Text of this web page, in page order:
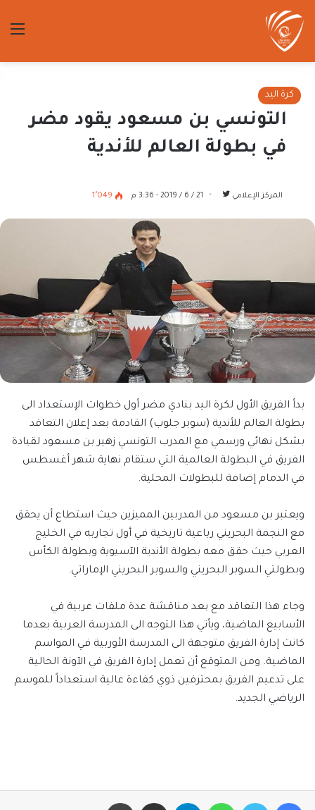
كرة اليد
التونسي بن مسعود يقود مضر
في بطولة العالم للأندية
المركز الإعلامي
تابع
21 / 6 / 2019 - 3:36 م 1٬049
‏بدأ الفريق الأول لكرة اليد بنادي مضر أول خطوات الإستعداد الى
بطولة العالم للأندية (سوبر جلوب) القادمة بعد إعلان التعاقد
بشكل نهائي ورسمي مع المدرب التونسي زهير بن مسعود لقيادة
الفريق في البطولة العالمية التي ستقام نهاية شهر أغسطس
في الدمام إضافة للبطولات المحلية.
ويعتبر بن مسعود من المدربين المميزين حيث استطاع أن يحقق
مع النجمة البحريني رباعية تاريخية في أول تجاربه في الخليج
العربي حيث حقق معه بطولة الأندية الآسيوية وبطولة الكأس
وبطولتي السوبر البحريني والسوبر البحريني الإماراتي.
وجاء هذا التعاقد مع بعد مناقشة عدة ملفات عربية في
الأسابيع الماضية، ويأتي هذا التوجه الى المدرسة العربية بعدما
كانت إدارة الفريق متوجهة الى المدرسة الأوربية في المواسم
الماضية. ومن المتوقع أن تعمل إدارة الفريق في الآونة الحالية
على تدعيم الفريق بمحترفين ذوي كفاءة عالية استعداداً للموسم
الرياضي الجديد.
فيسبوك تويتر واتساب تيلقرام مشاركة عبر البريد